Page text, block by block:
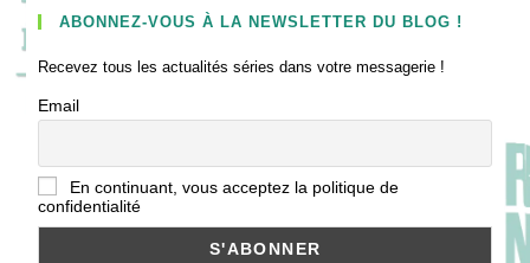
ABONNEZ-VOUS À LA NEWSLETTER DU BLOG !
Recevez tous les actualités séries dans votre messagerie !
Email
En continuant, vous acceptez la politique de
confidentialité